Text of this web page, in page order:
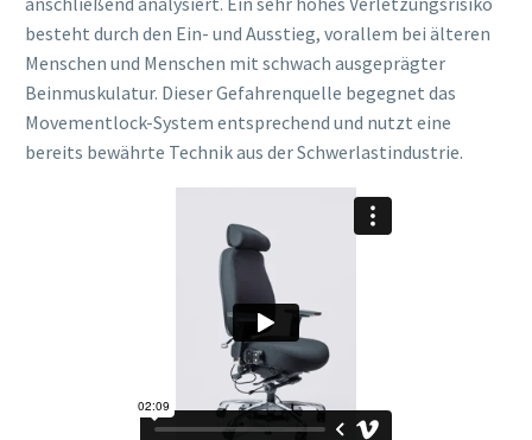
besteht durch den Ein- und Ausstieg, vorallem bei älteren
Menschen und Menschen mit schwach ausgeprägter
Beinmuskulatur. Dieser Gefahrenquelle begegnet das
Movementlock-System entsprechend und nutzt eine
bereits bewährte Technik aus der Schwerlastindustrie.